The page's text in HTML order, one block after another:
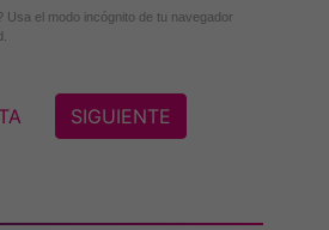
Usa el modo incógnito de tu navegador
SIGUIENTE